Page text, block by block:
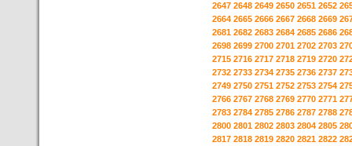
2647 2648 2649 2650 2651 2652
2664 2665 2666 2667 2668 2669
2681 2682 2683 2684 2685 2686
2698 2699 2700 2701 2702 2703
2715 2716 2717 2718 2719 2720
2732 2733 2734 2735 2736 2737
2749 2750 2751 2752 2753 2754
2766 2767 2768 2769 2770 2771
2783 2784 2785 2786 2787 2788
2800 2801 2802 2803 2804 2805
2817 2818 2819 2820 2821 2822